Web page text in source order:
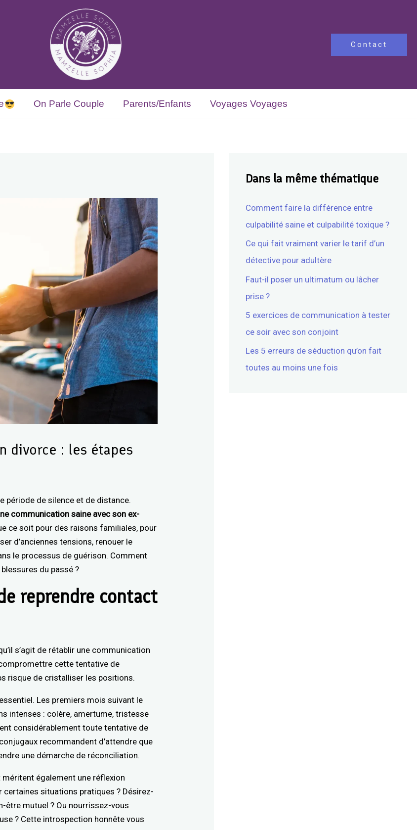
Contact
On Parle Couple Parents/Enfants Voyages Voyages
divorce : les étapes
période de silence et de distance.
communication saine avec son ex-
ce soit pour des raisons familiales, pour
d’anciennes tensions, renouer le
le processus de guérison. Comment
du passé ?
reprendre contact
s’agit de rétablir une communication
cette tentative de
risque de cristalliser les positions.
Les premiers mois suivant le
intenses : colère, amertume, tristesse
considérablement toute tentative de
recommandent d’attendre que
une démarche de réconciliation.
également une réflexion
situations pratiques ? Désirez-
être mutuel ? Ou nourrissez-vous
? Cette introspection honnête vous
Dans la même thématique
Comment faire la différence entre
culpabilité saine et culpabilité toxique ?
Ce qui fait vraiment varier le tarif d’un
détective pour adultère
Faut-il poser un ultimatum ou lâcher
prise ?
5 exercices de communication à tester
ce soir avec son conjoint
Les 5 erreurs de séduction qu’on fait
toutes au moins une fois